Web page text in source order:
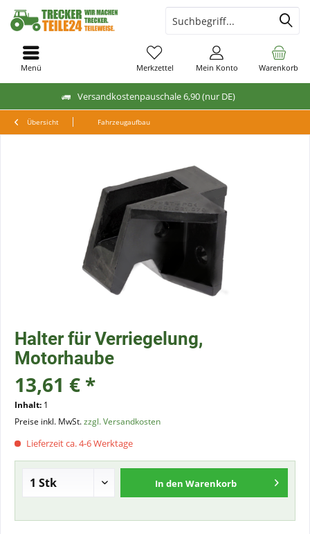
Versandkostenpauschale 6,90 (nur DE)
Warenkorb
Merkzettel Mein Konto
Menü
Übersicht Fahrzeugaufbau
Halter für Verriegelung,
Motorhaube
13,61 € *
Inhalt: 1
Preise inkl. MwSt.zzgl. Versandkosten
Lieferzeit ca. 4-6 Werktage
In den Warenkorb